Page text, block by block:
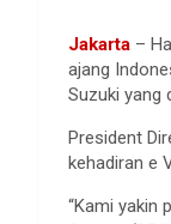
Jakarta –
ajang
Suzuki yang
President
kehadiran e
“Kami yakin